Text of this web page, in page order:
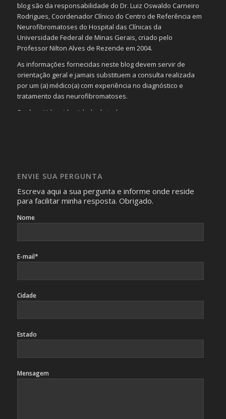
blog são da responsabilidade do Dr. Luiz Oswaldo Carneiro
Rodrigues, Coordenador Clínico do Centro de Referência em
Neurofibromatoses do Hospital das Clínicas da
Universidade Federal de Minas Gerais, criado pelo
Professor Nilton Alves de Rezende em 2004.
As informações fornecidas neste blog devem servir de
orientação geral e jamais substituem a consulta realizada
por um (a) médico(a) com experiência no diagnóstico e
tratamento das neurofibromatoses.
Será omitida a identidade de todas as pessoas que
identificação da pessoa fotografada.
ENVIE SUA PERGUNTA
Escreva aqui a sua pergunta e informe onde reside
para facilitar minha resposta. Obrigado.
Nome
E-mail*
Cidade
Estado
Mensagem